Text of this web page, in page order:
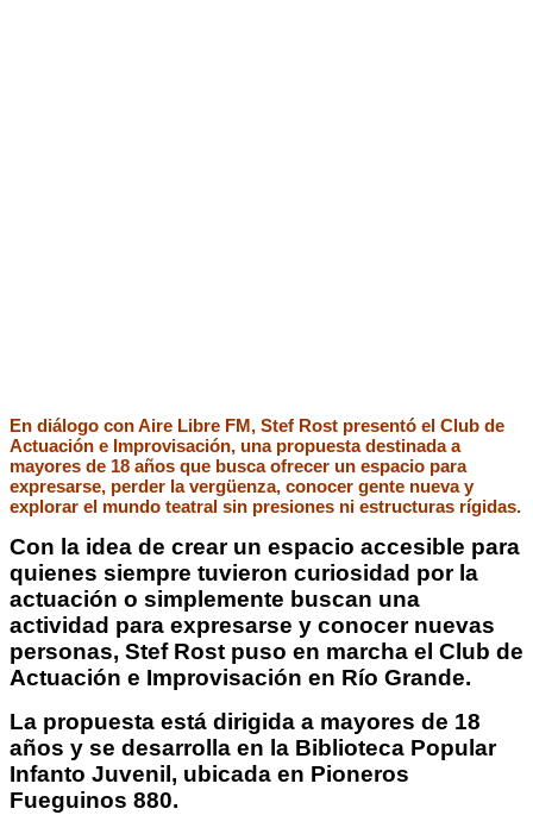
En diálogo con Aire Libre FM, Stef Rost presentó el Club de
Actuación e Improvisación, una propuesta destinada a
mayores de 18 años que busca ofrecer un espacio para
expresarse, perder la vergüenza, conocer gente nueva y
explorar el mundo teatral sin presiones ni estructuras rígidas.
Con la idea de crear un espacio accesible para
quienes siempre tuvieron curiosidad por la
actuación o simplemente buscan una
actividad para expresarse y conocer nuevas
personas, Stef Rost puso en marcha el Club de
Actuación e Improvisación en Río Grande.
La propuesta está dirigida a mayores de 18
años y se desarrolla en la Biblioteca Popular
Infanto Juvenil, ubicada en Pioneros
Fueguinos 880.